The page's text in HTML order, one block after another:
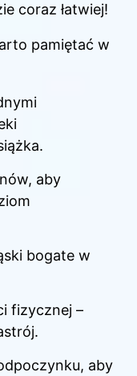
coraz łatwiej!
pamiętać w
aby
bogate w
fizycznej –
aby